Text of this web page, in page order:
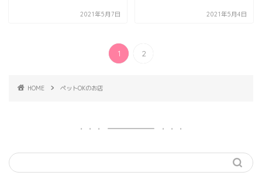
2021年5月7日 2021年5月4日
1 2
HOME ペットOKのお店